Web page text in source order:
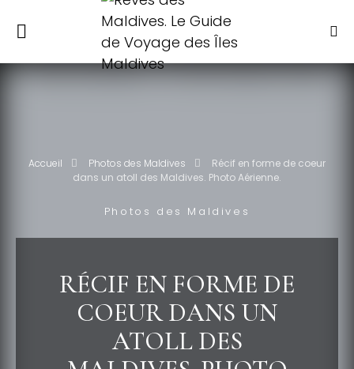
Accueil Photos des Maldives
Récif en forme de coeur
dans un atoll des Maldives. Photo Aérienne.
Photos des Maldives
RÉCIF EN FORME DE
COEUR DANS UN
ATOLL DES